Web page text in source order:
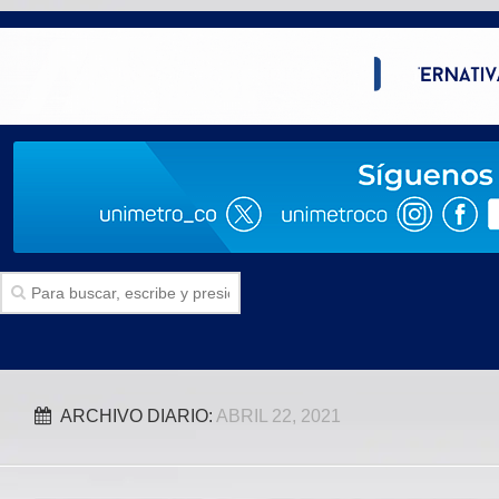
SECCIONES
Politica
ARCHIVO DIARIO: ABRIL 22, 2021